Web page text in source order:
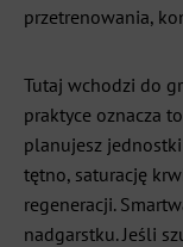
przetrenowania,
Tutaj wchodzi do
praktyce oznacza
planujesz
tętno, saturację
regeneracji.
nadgarstku. Jeśli